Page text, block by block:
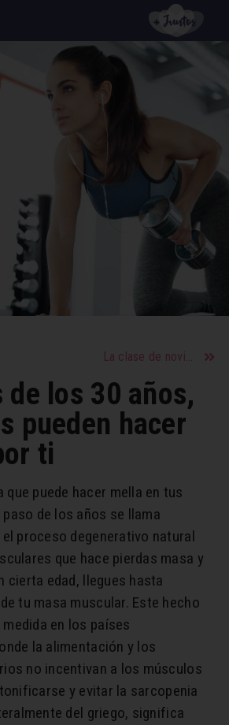
La clase de novia que eres según tu signo
de los 30 años,
pueden hacer
ti
que puede hacer mella en tus
de los años se llama
proceso degenerativo natural
que hace pierdas masa y
cierta edad, llegues hasta
tu masa muscular. Este hecho
en los países
la alimentación y los
no incentivan a los músculos
y evitar la sarcopenia
del griego, significa